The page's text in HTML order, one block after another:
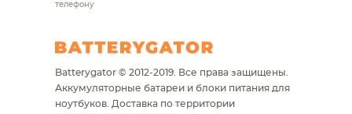
телефону
Batterygator © 2012-2019. Все права защищены.
Аккумуляторные батареи и блоки питания для
ноутбуков. Доставка по территории